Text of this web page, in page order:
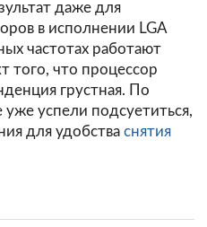
даже для
в исполнении LGA
частотах работают
того, что процессор
грустная. По
успели подсуетиться,
для удобства снятия